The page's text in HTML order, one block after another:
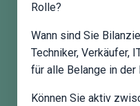
Rolle?
Wann sind Sie
Techniker, Verkäufer,
für alle Belange in der
Können Sie aktiv